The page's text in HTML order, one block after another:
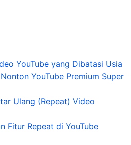
YouTube yang Dibatasi Usia
YouTube Premium Super
Ulang (Repeat) Video
Fitur Repeat di YouTube